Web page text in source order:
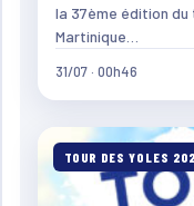
la 37ème édition
Martinique…
31/07 · 00h46
TOUR DES YOLES